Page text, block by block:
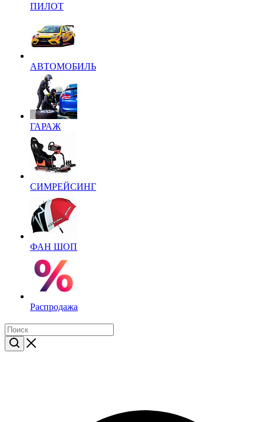
ПИЛОТ
АВТОМОБИЛЬ
ГАРАЖ
СИМРЕЙСИНГ
ФАН ШОП
Распродажа